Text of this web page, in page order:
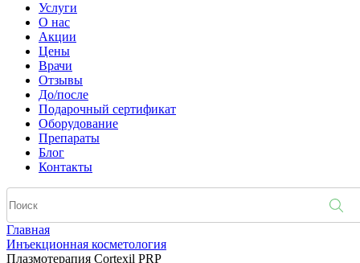
Услуги
О нас
Акции
Цены
Врачи
Отзывы
До/после
Подарочный сертификат
Оборудование
Препараты
Блог
Контакты
Главная
Инъекционная косметология
Плазмотерапия Cortexil PRP